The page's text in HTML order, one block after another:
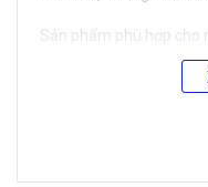
Sản phẩm phù hợp cho
cả với làn da nhạy
với tiêu chuẩn chất